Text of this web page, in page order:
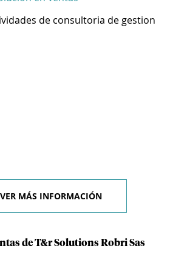
de consultoria de gestion
VER MÁS INFORMACIÓN
de T&r Solutions Robri Sas